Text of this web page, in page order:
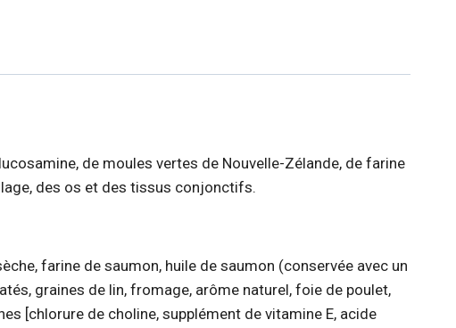
de moules vertes de Nouvelle-Zélande, de farine
des os et des tissus conjonctifs.
farine de saumon, huile de saumon (conservée avec un
graines de lin, fromage, arôme naturel, foie de poulet,
[chlorure de choline, supplément de vitamine E, acide